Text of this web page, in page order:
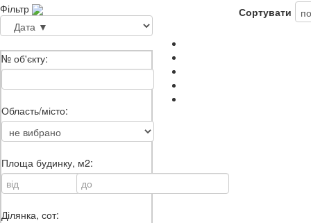
Фільтр
№ об'єкту:
Область/місто:
Площа будинку, м2:
Ділянка, сот:
Сортувати